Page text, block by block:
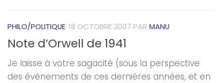
PHILO/POLITIQUE 18 OCTOBRE 2007 PAR MANU
Note d’Orwell de 1941
Je laisse à votre sagacité (sous la perspective
des évènements de ces dernières années, et en